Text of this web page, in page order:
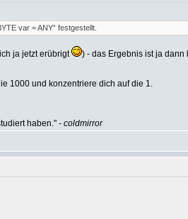
var = ANY“ festgestellt.
ja jetzt erübrigt
) - das Ergebnis ist ja
1000 und konzentriere dich auf die 1.
haben." - coldmirror